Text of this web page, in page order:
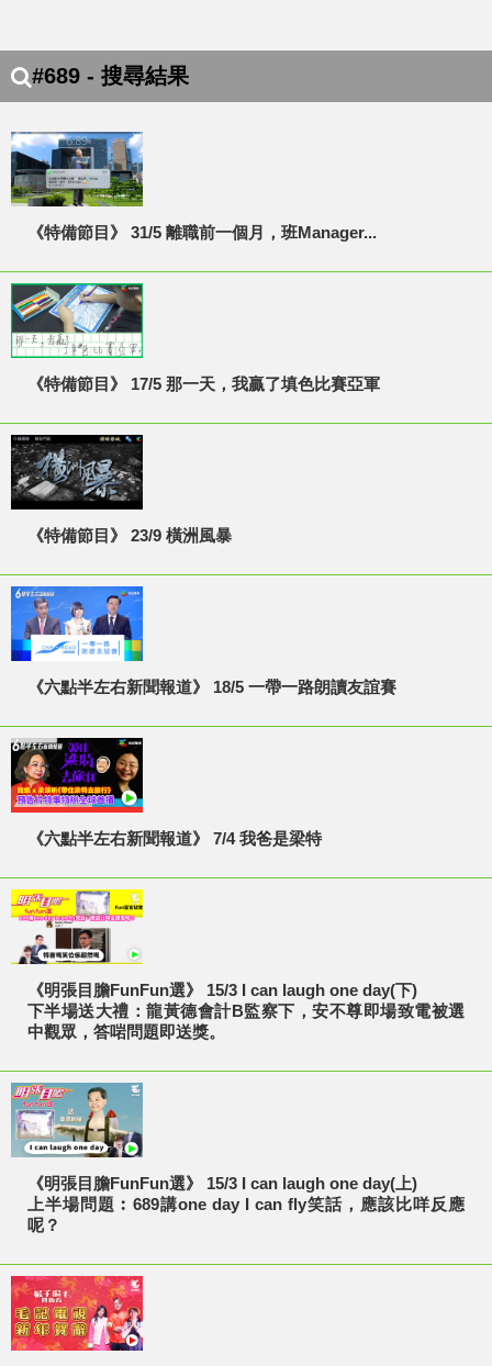
#689 - 搜尋結果
《特備節目》 31/5 離職前一個月，班Manager...
《特備節目》 17/5 那一天，我贏了填色比賽亞軍
《特備節目》 23/9 橫洲風暴
《六點半左右新聞報道》 18/5 一帶一路朗讀友誼賽
《六點半左右新聞報道》 7/4 我爸是梁特
《明張目膽FunFun選》 15/3 I can laugh one day(下)
下半場送大禮：龍黃德會計B監察下，安不尊即場致電被選
中觀眾，答啱問題即送獎。
《明張目膽FunFun選》 15/3 I can laugh one day(上)
上半場問題︰689講one day I can fly笑話，應該比咩反應
呢？